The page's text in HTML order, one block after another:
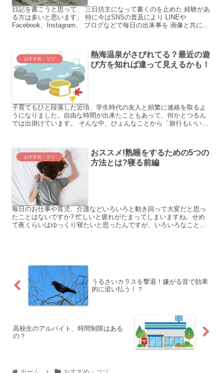
日記を書こうと思って、 三日坊主になって書くのを止めた 経験があ
る方は多いと思います。 特に今はSNSの普及により LINEや
Facebook、Instagram、 ブログなどで毎日の出来事を 画像と共に記
おすすめ・コツ
熱海温泉がさびれてる？最近の遊
び方を知れば違って見えるかも！
子育てもひと段落した近頃、学生時代の友人と頻繁に連絡を取るよ
うになりました。自由な時間が出来たこともあって、何かとつるん
では出掛けています。 そんな中、ひょんなことから「旅行もいい
おすすめ・コツ
おススメ!熟睡をするための5つの
方法とは?寝る前編
毎日のお仕事や育児、介護などいろいろと動き回って大変だと思っ
たことはないですか? 忙しいと疲れがたまってしまいますね。せめ
て夜くらいはゆっくり寝たいと思ったんですが、いろいろなことが
うるさいカラスを撃退！嫌がる音で効果
的に追い払う！？
高校生のアルバイト、時間制限はある
の？